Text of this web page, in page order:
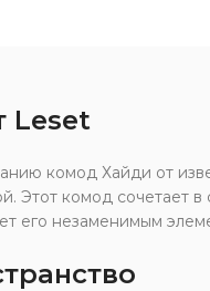
Leset
комод Хайди от
Этот комод сочетает
его незаменимым